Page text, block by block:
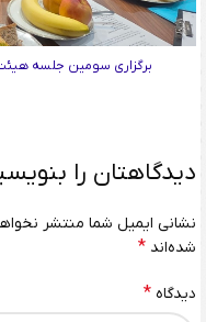
برگزاری سومین جلسه
دیدگاهتان را
نشانی ایمیل شما منتشر
شده‌اند *
دیدگاه *